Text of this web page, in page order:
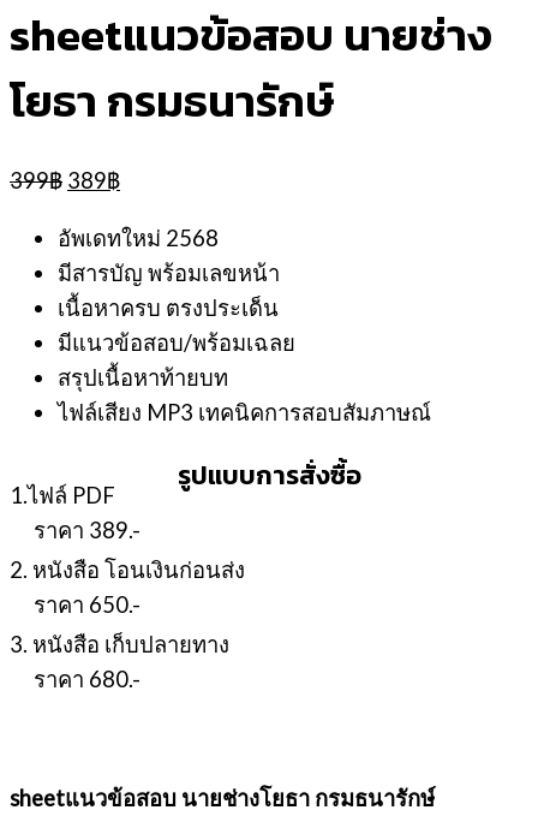
sheetแนวข้อสอบ นายช่าง
โยธา กรมธนารักษ์
399฿ Original
was:
399฿.
389฿Current
is:
389฿.
อัพเดทใหม่ 2568
มีสารบัญ พร้อมเลขหน้า
เนื้อหาครบ ตรงประเด็น
มีแนวข้อสอบ/พร้อมเฉลย
สรุปเนื้อหาท้ายบท
ไฟล์เสียง MP3 เทคนิคการสอบสัมภาษณ์
รูปแบบการสั่งซื้อ
1.ไฟล์ PDF
ราคา 389.-
2. หนังสือ โอนเงินก่อนส่ง
ราคา 650.-
3. หนังสือ เก็บปลายทาง
ราคา 680.-
sheetแนวข้อสอบ นายช่างโยธา กรมธนารักษ์